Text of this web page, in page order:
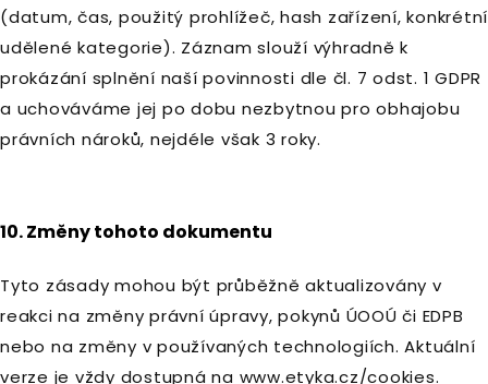
(datum, čas, použitý prohlížeč, hash zařízení, konkrétní
udělené kategorie). Záznam slouží výhradně k
prokázání splnění naší povinnosti dle čl. 7 odst. 1 GDPR
a uchováváme jej po dobu nezbytnou pro obhajobu
právních nároků, nejdéle však 3 roky.
10. Změny tohoto dokumentu
Tyto zásady mohou být průběžně aktualizovány v
reakci na změny právní úpravy, pokynů ÚOOÚ či EDPB
nebo na změny v používaných technologiích. Aktuální
verze je vždy dostupná na www.etyka.cz/cookies.